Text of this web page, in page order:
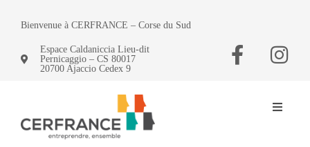
Bienvenue à CERFRANCE – Corse du Sud
Espace Caldaniccia Lieu-dit
Pernicaggio – CS 80017
20700 Ajaccio Cedex 9